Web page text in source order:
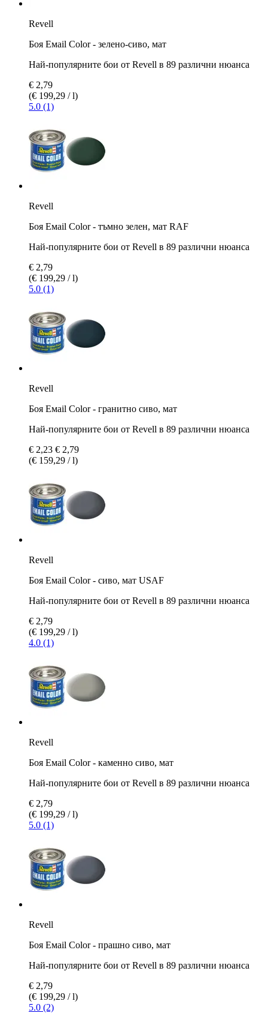
Revell
Боя Емаil Color - зелено-сиво, мат
Най-популярните бои от Revell в 89 различни нюанса
€ 2,79
(€ 199,29 / l)
5.0 (1)
Revell
Боя Емаil Color - тъмно зелен, мат RAF
Най-популярните бои от Revell в 89 различни нюанса
€ 2,79
(€ 199,29 / l)
5.0 (1)
Revell
Боя Емаil Color - гранитно сиво, мат
Най-популярните бои от Revell в 89 различни нюанса
€ 2,23 € 2,79
(€ 159,29 / l)
Revell
Боя Емаil Color - сиво, мат USAF
Най-популярните бои от Revell в 89 различни нюанса
€ 2,79
(€ 199,29 / l)
4.0 (1)
Revell
Боя Емаil Color - каменно сиво, мат
Най-популярните бои от Revell в 89 различни нюанса
€ 2,79
(€ 199,29 / l)
5.0 (1)
Revell
Боя Емаil Color - прашно сиво, мат
Най-популярните бои от Revell в 89 различни нюанса
€ 2,79
(€ 199,29 / l)
5.0 (2)